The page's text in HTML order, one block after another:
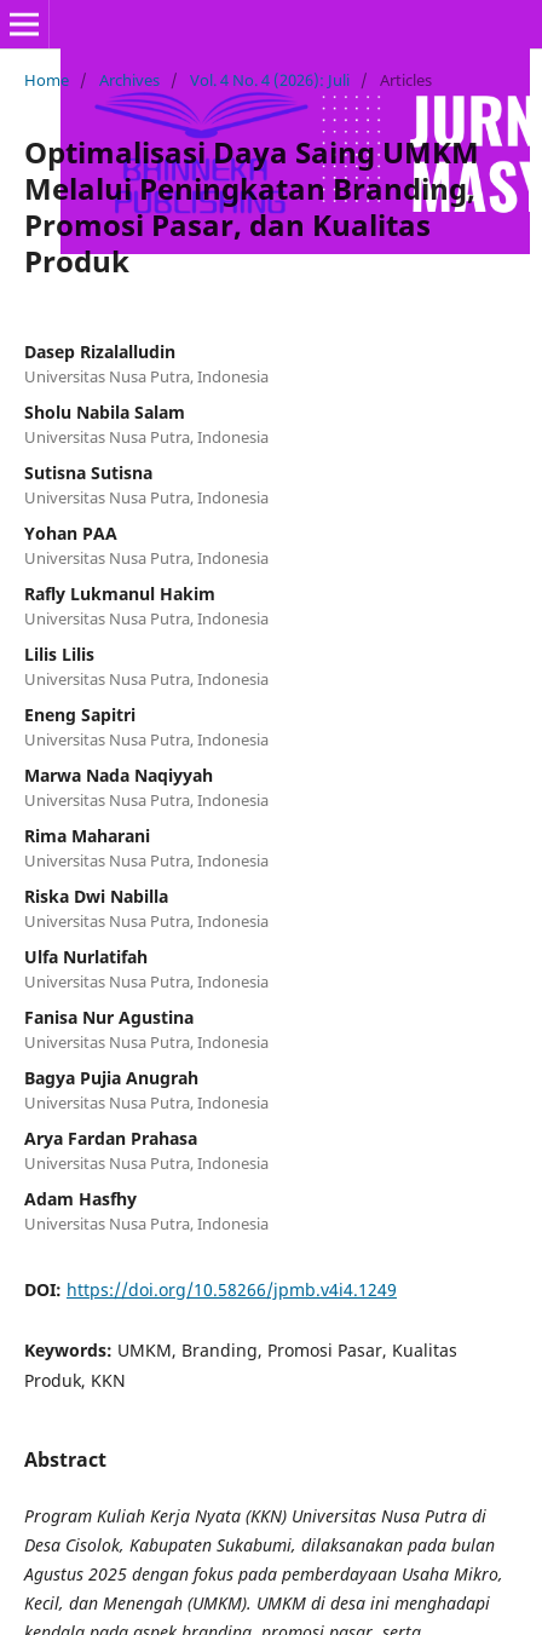
Home / Archives / Vol. 4 No. 4 (2026): Juli / Articles
Optimalisasi Daya Saing UMKM
Melalui Peningkatan Branding,
Promosi Pasar, dan Kualitas
Produk
Dasep Rizalalludin
Universitas Nusa Putra, Indonesia
Sholu Nabila Salam
Universitas Nusa Putra, Indonesia
Sutisna Sutisna
Universitas Nusa Putra, Indonesia
Yohan PAA
Universitas Nusa Putra, Indonesia
Rafly Lukmanul Hakim
Universitas Nusa Putra, Indonesia
Lilis Lilis
Universitas Nusa Putra, Indonesia
Eneng Sapitri
Universitas Nusa Putra, Indonesia
Marwa Nada Naqiyyah
Universitas Nusa Putra, Indonesia
Rima Maharani
Universitas Nusa Putra, Indonesia
Riska Dwi Nabilla
Universitas Nusa Putra, Indonesia
Ulfa Nurlatifah
Universitas Nusa Putra, Indonesia
Fanisa Nur Agustina
Universitas Nusa Putra, Indonesia
Bagya Pujia Anugrah
Universitas Nusa Putra, Indonesia
Arya Fardan Prahasa
Universitas Nusa Putra, Indonesia
Adam Hasfhy
Universitas Nusa Putra, Indonesia
DOI: https://doi.org/10.58266/jpmb.v4i4.1249
Keywords: UMKM, Branding, Promosi Pasar, Kualitas
Produk, KKN
Abstract
Program Kuliah Kerja Nyata (KKN) Universitas Nusa Putra di
Desa Cisolok, Kabupaten Sukabumi, dilaksanakan pada bulan
Agustus 2025 dengan fokus pada pemberdayaan Usaha Mikro,
Kecil, dan Menengah (UMKM). UMKM di desa ini menghadapi